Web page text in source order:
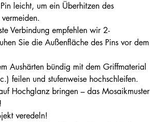
leicht, um ein Überhitzen des
Verbindung empfehlen wir 2-
Sie die Außenfläche des Pins vor dem
Aushärten bündig mit dem Griffmaterial
feilen und stufenweise hochschleifen.
Hochglanz bringen – das Mosaikmuster
veredeln!